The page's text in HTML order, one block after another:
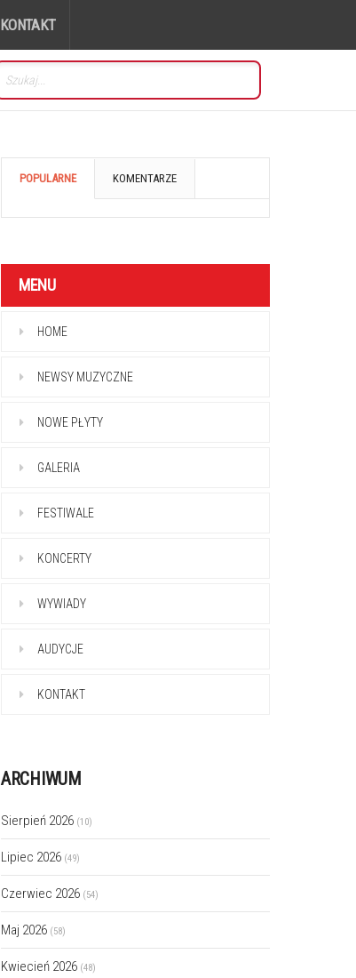
KONTAKT
POPULARNE KOMENTARZE
MENU
HOME
NEWSY MUZYCZNE
NOWE PŁYTY
GALERIA
FESTIWALE
KONCERTY
WYWIADY
AUDYCJE
KONTAKT
ARCHIWUM
Sierpień 2026 (10)
Lipiec 2026 (49)
Czerwiec 2026 (54)
Maj 2026 (58)
Kwiecień 2026 (48)